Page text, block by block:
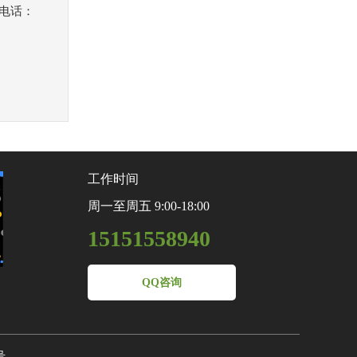
话：
工作时间
周一至周五 9:00-18:00
15151558940
QQ咨询